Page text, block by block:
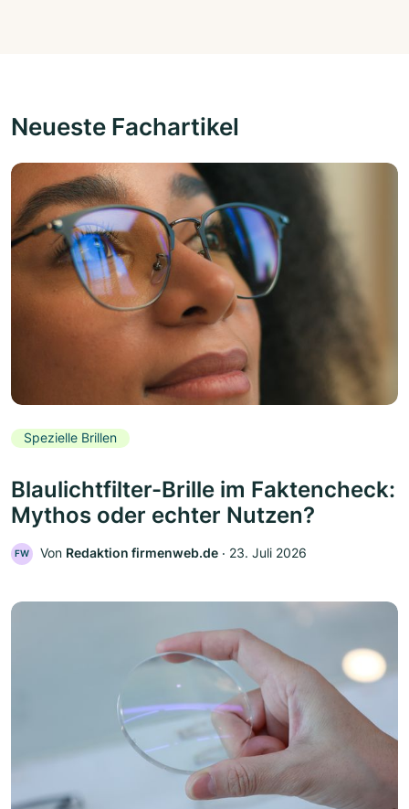
Neueste Fachartikel
Spezielle Brillen
Blaulichtfilter-Brille im Faktencheck:
Mythos oder echter Nutzen?
FW Von Redaktion firmenweb.de ‧ 23. Juli 2026